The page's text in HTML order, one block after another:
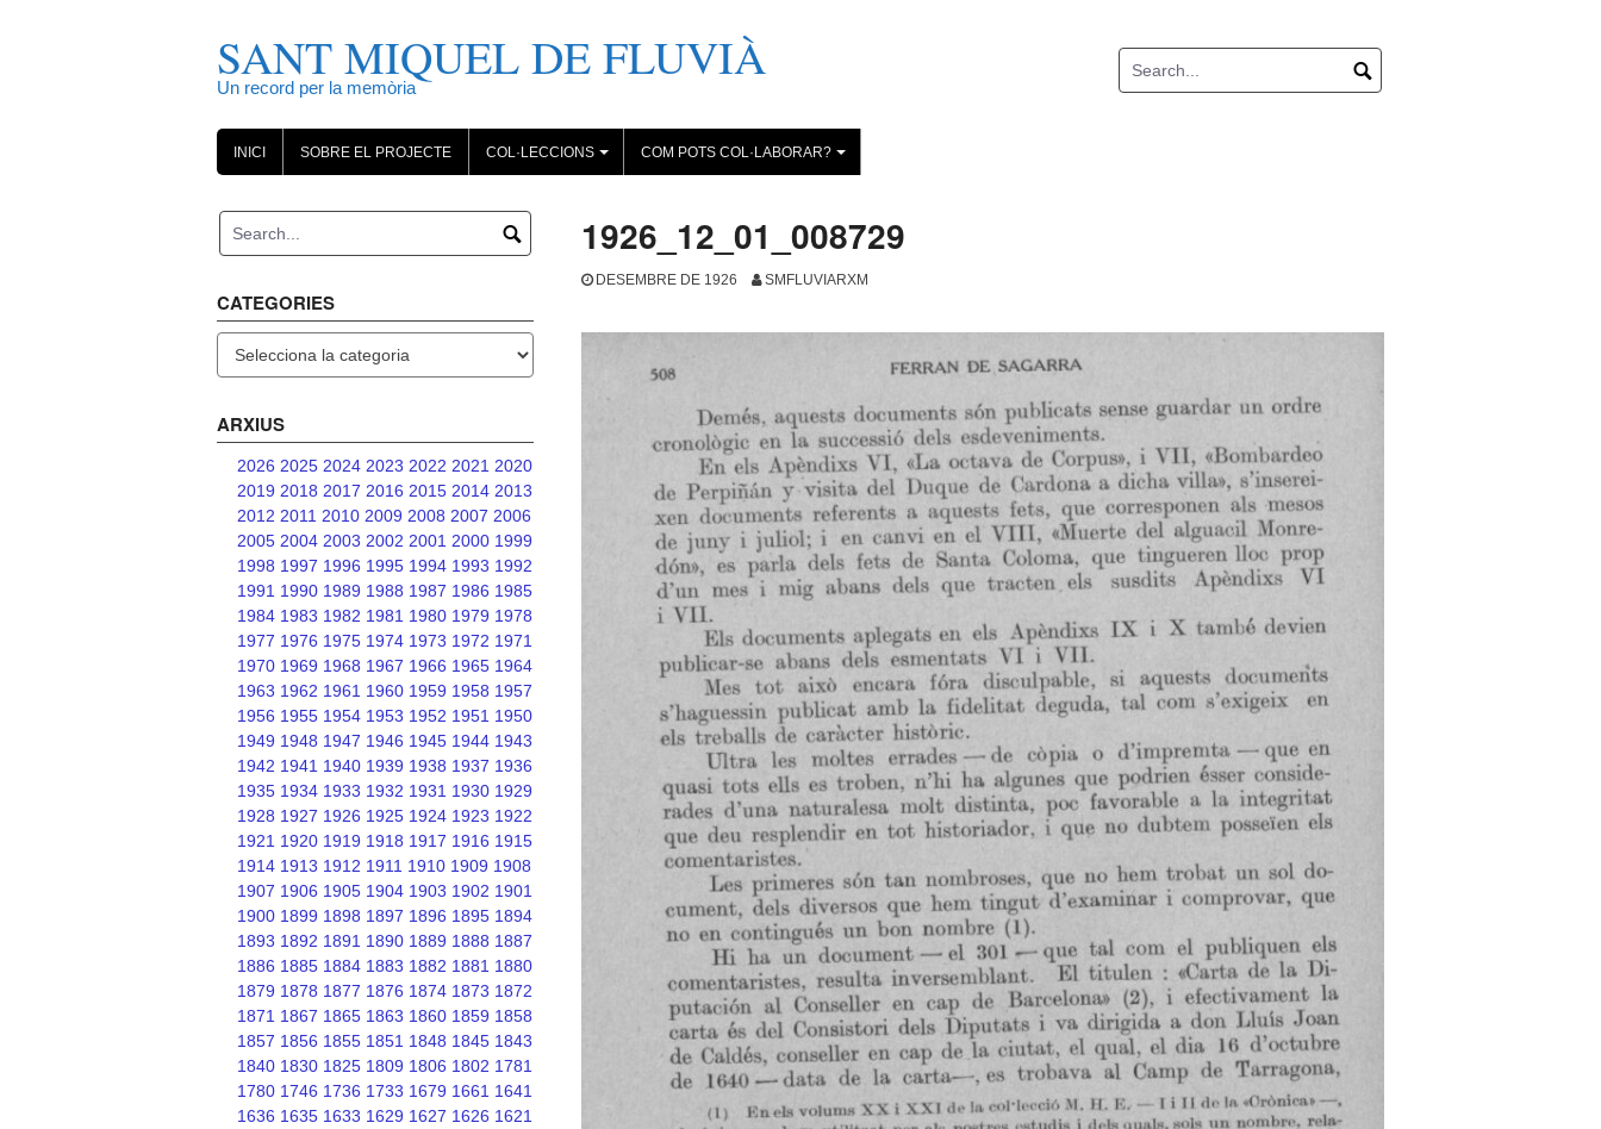
SANT MIQUEL DE FLUVIÀ
Un record per la memòria
INICI SOBRE EL PROJECTE
+
COL·LECCIONS
+
COM POTS COL·LABORAR?
1926_12_01_008729
DESEMBRE DE 1926 SMFLUVIARXM
CATEGORIES
ARXIUS
2026 2025 2024 2023 2022 2021 2020
2019 2018 2017 2016 2015 2014 2013
2012 2011 2010 2009 2008 2007 2006
2005 2004 2003 2002 2001 2000 1999
1998 1997 1996 1995 1994 1993 1992
1991 1990 1989 1988 1987 1986 1985
1984 1983 1982 1981 1980 1979 1978
1977 1976 1975 1974 1973 1972 1971
1970 1969 1968 1967 1966 1965 1964
1963 1962 1961 1960 1959 1958 1957
1956 1955 1954 1953 1952 1951 1950
1949 1948 1947 1946 1945 1944 1943
1942 1941 1940 1939 1938 1937 1936
1935 1934 1933 1932 1931 1930 1929
1928 1927 1926 1925 1924 1923 1922
1921 1920 1919 1918 1917 1916 1915
1914 1913 1912 1911 1910 1909 1908
1907 1906 1905 1904 1903 1902 1901
1900 1899 1898 1897 1896 1895 1894
1893 1892 1891 1890 1889 1888 1887
1886 1885 1884 1883 1882 1881 1880
1879 1878 1877 1876 1874 1873 1872
1871 1867 1865 1863 1860 1859 1858
1857 1856 1855 1851 1848 1845 1843
1840 1830 1825 1809 1806 1802 1781
1780 1746 1736 1733 1679 1661 1641
1636 1635 1633 1629 1627 1626 1621